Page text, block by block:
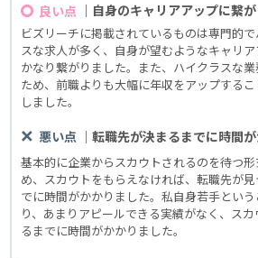
良い点 ｜自身のキャリアアップに繋
ビズリーチに掲載されているものは専門的
スな求人が多く、自身が望むようなキャリ
かなり繋がりました。また、ハイクラスな
ため、前職よりも大幅に年収をアップする
しました。
悪い点 ｜転職先が決まるまでに時間
基本的に企業からスカウトされるのを待つ形
め、スカウトをもらえなければ、転職先が見
でに時間がかかりました。私自身若手という
り、あまりアピールできる実績がなく、ス
るまでに時間がかかりました。